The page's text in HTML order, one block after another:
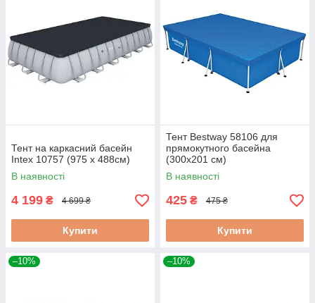
Тент на каркасний басейн
Intex 10757 (975 х 488см)
В наявності
4 199 ₴ 4 699 ₴
Купити
Тент Bestway 58106 для
прямокутного басейна
(300х201 см)
В наявності
425 ₴ 475 ₴
Купити
–10% –10%